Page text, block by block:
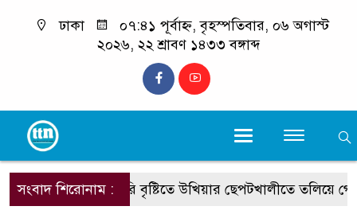
ঢাকা
০৭:৪১ পূর্বাহ্ন, বৃহস্পতিবার, ০৬ অগাস্ট
২০২৬, ২২ শ্রাবণ ১৪৩৩ বঙ্গাব্দ
সংবাদ শিরোনাম :ভারি বৃষ্টিতে উখিয়ার ছেপটখালীতে তলিয়ে গেল